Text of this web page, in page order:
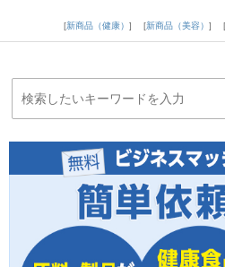
新商品（健康）
新商品（美容）